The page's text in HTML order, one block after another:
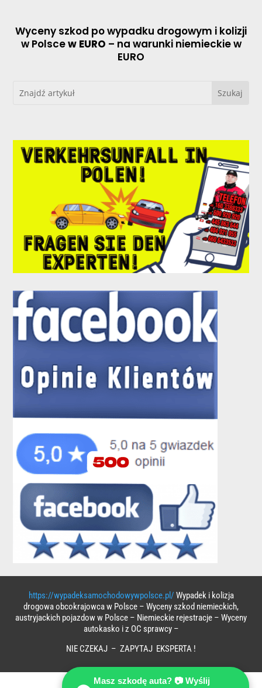
Wyceny szkod po wypadku drogowym i kolizji
w Polscew EURO – na warunki niemieckie w
EURO
https://wypadeksamochodowywpolsce.pl/ Wypadek i kolizja
drogowa obcokrajowca w Polsce – Wyceny szkod niemieckich,
austryjackich pojazdow w Polsce – Niemieckie rejestracje – Wyceny
autokasko i z OC sprawcy –
NIE CZEKAJ – ZAPYTAJ EKSPERTA !
Masz szkodę auta? 📷 Wyślij